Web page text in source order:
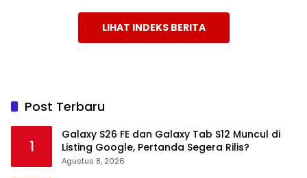
LIHAT INDEKS BERITA
Post Terbaru
1
Galaxy S26 FE dan Galaxy Tab S12 Muncul di
Listing Google, Pertanda Segera Rilis?
Agustus 8, 2026